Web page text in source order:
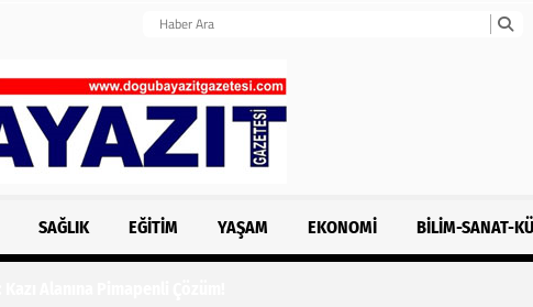
SAĞLIK EĞITIM YAŞAM EKONOMI BILIM-SANAT-